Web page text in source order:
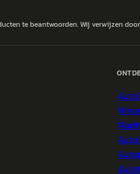
te beantwoorden. Wij verwijzen